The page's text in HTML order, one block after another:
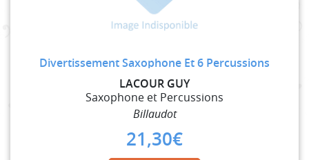
Divertissement Saxophone Et 6 Percussions
LACOUR GUY
Saxophone et Percussions
Billaudot
21,30€